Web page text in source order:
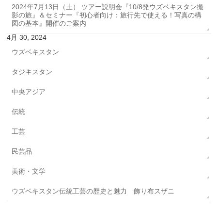
2024年7月13日（土） ツアー説明会『10/8発ウズベキスタン撮
影の旅』＆セミナー『初心者向け：旅行先で使える！写真の構
図の基本』開催のご案内
4月 30, 2024
ウズベキスタン
タジキスタン
中央アジア
伝統
工芸
民芸品
美術・文学
ウズベキスタン伝統工芸の歴史と魅力 飾り布スザニ